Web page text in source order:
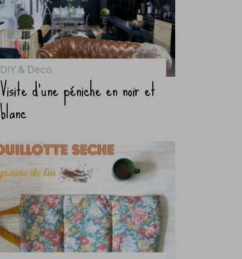
DIY & Déco
Visite d’une péniche en noir et
blanc